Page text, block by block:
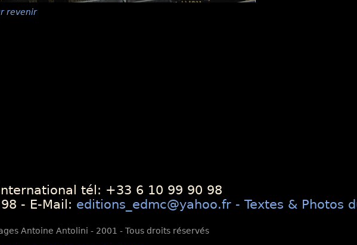
revenir
tél: +33 6 10 99 90 98
- E-Mail: editions_edmc@yahoo.fr - Textes & Photos
Antoine Antolini - 2001 - Tous droits réservés